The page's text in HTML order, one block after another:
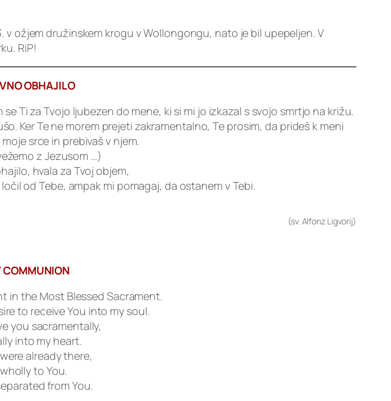
v ožjem družinskem krogu v Wollongongu, nato je bil upepeljen. V
RiP!
OBHAJILO
Ti za Tvojo ljubezen do mene, ki si mi jo izkazal s svojo smrtjo na križu.
Ker Te ne morem prejeti zakramentalno, Te prosim, da prideš k meni
srce in prebivaš v njem.
z Jezusom …)
hvala za Tvoj objem,
od Tebe, ampak mi pomagaj, da ostanem v Tebi.
(sv. Alfonz Ligvorij)
COMMUNION
in the Most Blessed Sacrament.
to receive You into my soul.
you sacramentally,
into my heart.
already there,
to You.
from You.